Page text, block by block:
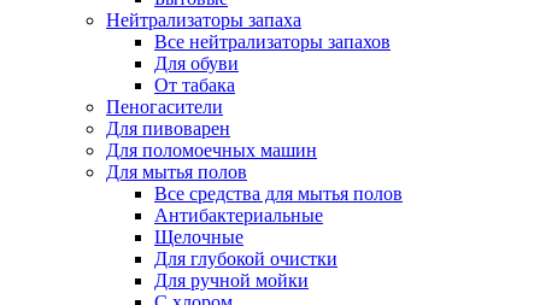
Нейтрализаторы запаха
Все нейтрализаторы запахов
Для обуви
От табака
Пеногасители
Для пивоварен
Для поломоечных машин
Для мытья полов
Все средства для мытья полов
Антибактериальные
Щелочные
Для глубокой очистки
Для ручной мойки